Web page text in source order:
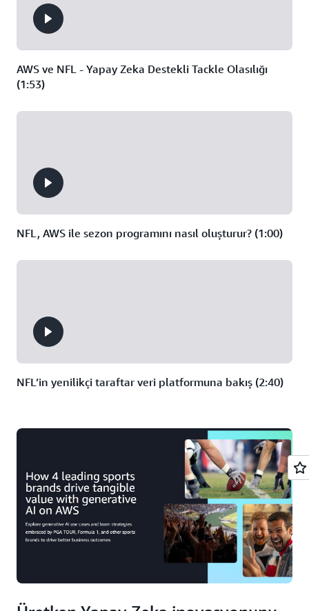
AWS ve NFL - Yapay Zeka Destekli Tackle Olasılığı
(1:53)
NFL, AWS ile sezon programını nasıl oluşturur? (1:00)
NFL’in yenilikçi taraftar veri platformuna bakış (2:40)